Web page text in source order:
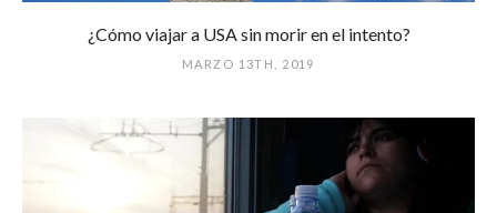
¿Cómo viajar a USA sin morir en el intento?
MARZO 13TH, 2019